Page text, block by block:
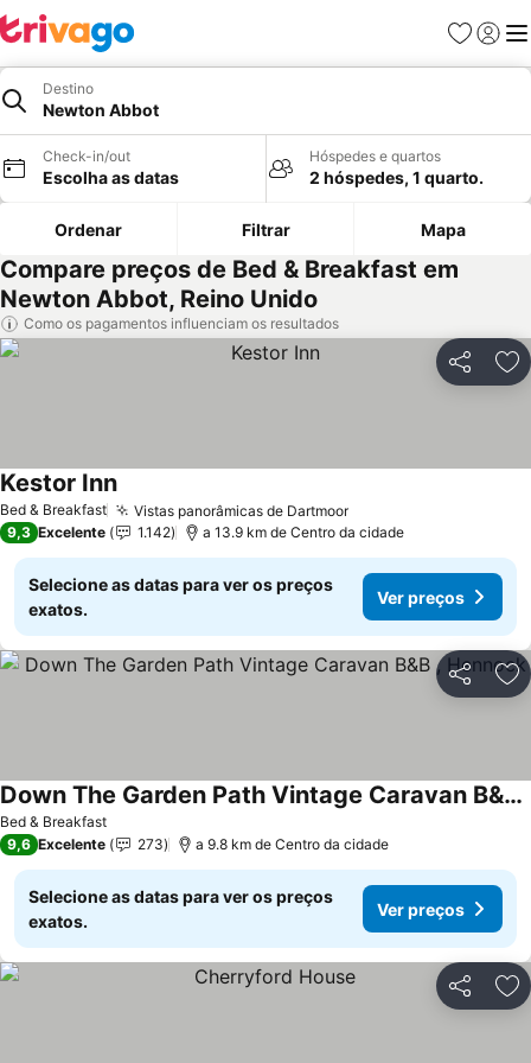
Favoritos
Iniciar
Destino
Newton Abbot
Check-in/out
Escolha as datas
Hóspedes e quartos
2 hóspedes, 1 quarto.
Ordenar Filtrar Mapa
Compare preços de Bed & Breakfast em
Newton Abbot, Reino Unido
Como os pagamentos influenciam os resultados
Partilhar
Bed & Breakfast Vistas panorâmicas de Dartmoor
Kestor Inn
9,3 Excelente 1.142 a 13.9 km de Centro da cidade
Selecione as datas para ver os preços
exatos.
Ver preços
Partilhar
Bed & Breakfast
Down The Garden Path Vintage Caravan B&B , Hennock
9,6 Excelente 273 a 9.8 km de Centro da cidade
Selecione as datas para ver os preços
exatos.
Ver preços
Partilhar